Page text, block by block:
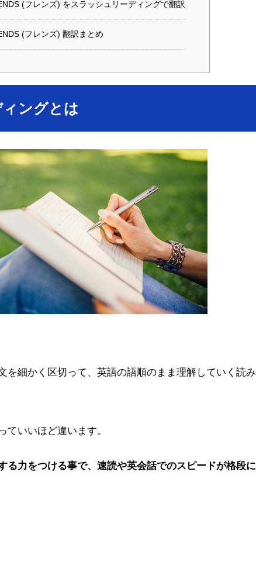
(フレンズ) をスラッシュリーディングで翻訳
(フレンズ) 翻訳まとめ
ングとは
を細かく区切って、英語の語順のまま理解していく読み
ていいほど違います。
る力をつける事で、速読や英会話でのスピードが格段に